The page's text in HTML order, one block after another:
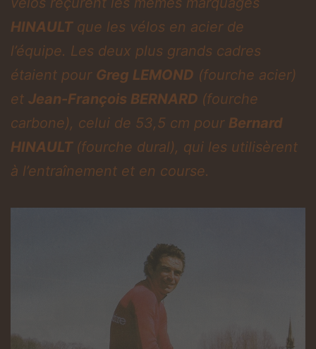
HINAULTque les vélos en acier de
l’équipe. Les deux plus grands cadres
étaient pour Greg LEMOND (fourche acier)
et Jean-François BERNARD (fourche
carbone), celui de 53,5 cm pour Bernard
HINAULT (fourche dural), qui les utilisèrent
à l’entraînement et en course.